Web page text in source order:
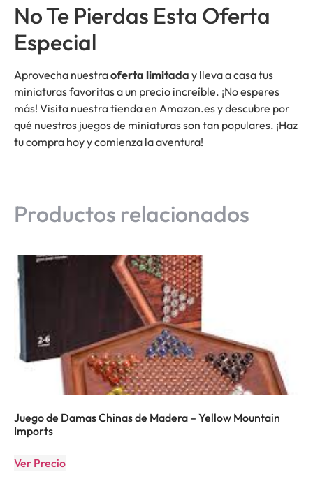
No Te Pierdas Esta Oferta
Especial
Aprovecha nuestraoferta limitada y lleva a casa tus
miniaturas favoritas a un precio increíble. ¡No esperes
más! Visita nuestra tienda en Amazon.es y descubre por
qué nuestros juegos de miniaturas son tan populares. ¡Haz
tu compra hoy y comienza la aventura!
Productos relacionados
Juego de Damas Chinas de Madera – Yellow Mountain
Imports
Ver Precio